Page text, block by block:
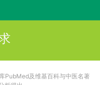
PubMed及维基百科与中医名著